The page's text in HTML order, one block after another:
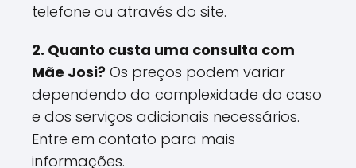
telefone ou através do site.
2. Quanto custa uma consulta com
Mãe Josi? Os preços podem variar
dependendo da complexidade do caso
e dos serviços adicionais necessários.
Entre em contato para mais
informações.